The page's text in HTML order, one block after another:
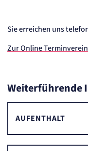
Sie erreichen uns
Zur Online
Weiterführende
AUFENTHALT